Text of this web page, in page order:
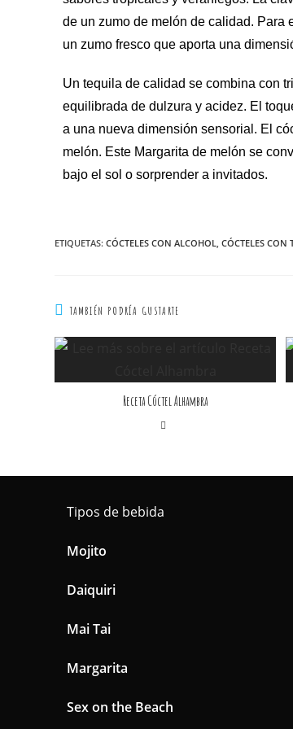
de un zumo de melón de calidad. Para
un zumo fresco que aporta una
Un tequila de calidad se combina con
equilibrada de dulzura y acidez. El
a una nueva dimensión sensorial. El
melón. Este Margarita de melón se
bajo el sol o sorprender a invitados.
ETIQUETAS:CÓCTELES CON ALCOHOL, CÓCTELES CON
TAMBIÉN PODRÍA GUSTARTE
Receta Cóctel Alhambra
Tipos de bebida
Mojito
Daiquiri
Mai Tai
Margarita
Sex on the Beach